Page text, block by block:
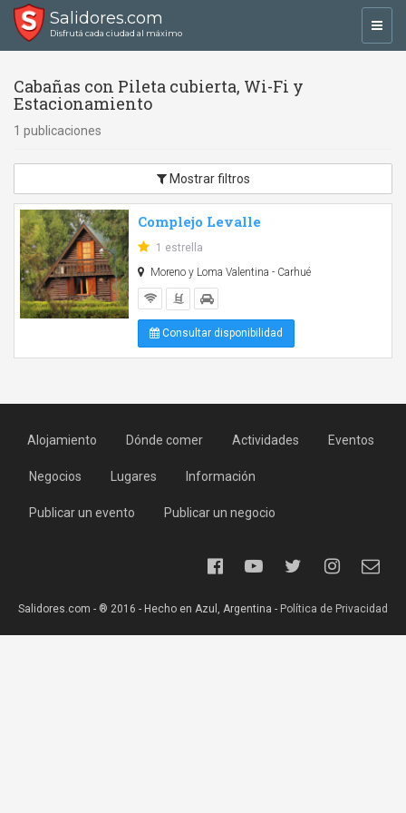
Salidores.com
Disfrutá cada ciudad al máximo
Cabañas con Pileta cubierta, Wi-Fi y
Estacionamiento
1 publicaciones
Mostrar filtros
Complejo Levalle
1 estrella
Moreno y Loma Valentina - Carhué
Consultar disponibilidad
Alojamiento Dónde comer Actividades Eventos
Negocios Lugares Información
Publicar un evento Publicar un negocio
Salidores.com - ® 2016 - Hecho en Azul, Argentina - Política de Privacidad